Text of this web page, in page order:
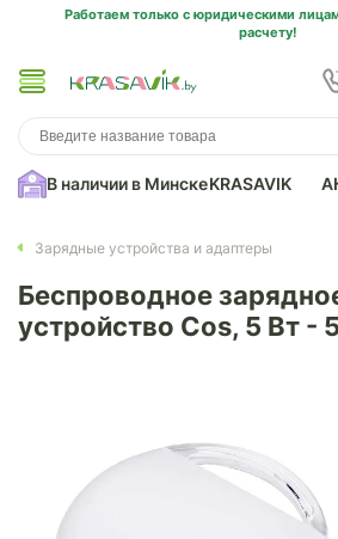
Работаем только с юридическими
расчету!
В наличии в МинскеKRASAVIK
Зарядные устройства и адаптеры
Беспроводное
устройство Cos, 5 Вт -